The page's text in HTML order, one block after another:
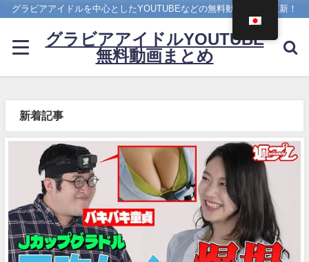
グラビアアイドルを中心としたYOUTUBEなどの無料動画を日々更新！
グラビアアイドルYOUTUBE
無料動画まとめ
新着記事